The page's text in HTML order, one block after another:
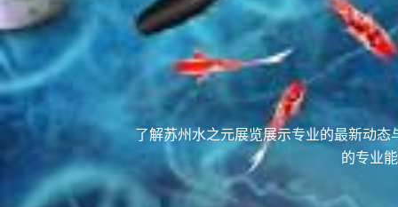
了解苏州水之元展览展示专业的最新动
的专业